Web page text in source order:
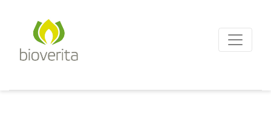
Von der Züchtung bis zum